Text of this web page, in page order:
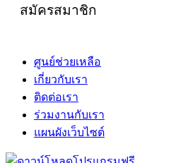
สมัครสมาชิก
ศูนย์ช่วยเหลือ
เกี่ยวกับเรา
ติดต่อเรา
ร่วมงานกับเรา
แผนผังเว็บไซต์